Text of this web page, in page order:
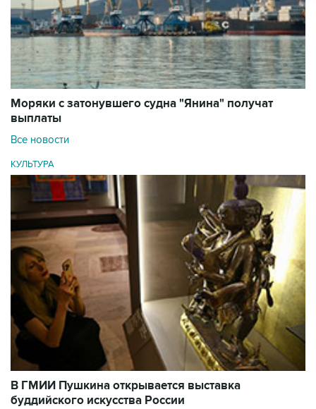
Моряки с затонувшего судна "Янина" получат
выплаты
Все новости
КУЛЬТУРА
В ГМИИ Пушкина открывается выставка
буддийского искусства России